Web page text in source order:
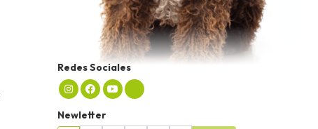
Redes Sociales
Newletter